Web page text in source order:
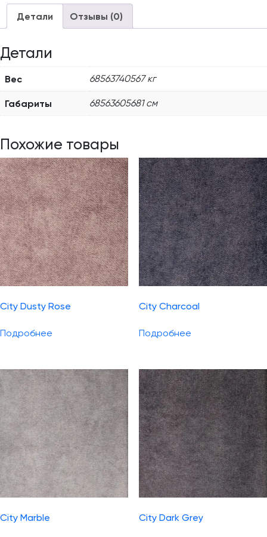
Детали Отзывы (0)
Детали
Вес 68563740567 кг
Габариты 68563605681 см
Похожие товары
City Dusty Rose
Подробнее
City Charcoal
Подробнее
City Marble City Dark Grey